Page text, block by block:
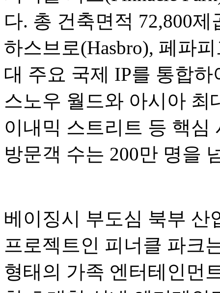
다. 총 건축면적 72,800
하스브로(Hasbro), 페파
대 주요 국제 IP를 통합
스노우 월드와 아시아 최
이내믹 스트리트 등 핵심
방문객 수는 200만 명을
베이징시 부도심 북부 산
프로젝트인 피너클 파크
형태의 가족 엔터테인먼